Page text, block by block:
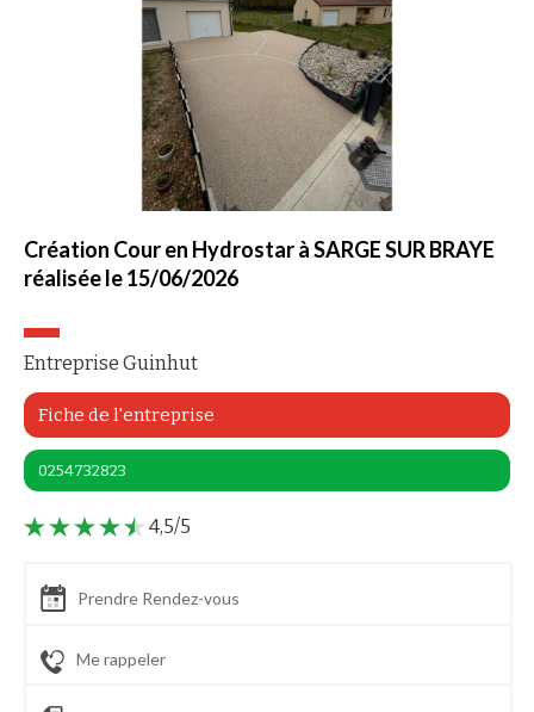
Création Cour en Hydrostar à SARGE SUR BRAYE
réalisée le 15/06/2026
Entreprise Guinhut
Fiche de l'entreprise
0254732823
4,5/5
Prendre Rendez-vous
Me rappeler